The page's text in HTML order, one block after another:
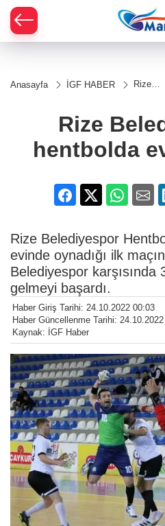
Anasayfa İGF HABER
Rize
evinde
Rize
hentbolda
Rize Belediyespor
evinde oynadığı ilk
Belediyespor karşısında
gelmeyi başardı.
Haber Giriş Tarihi: 24.10.2022 00:03
Haber Güncellenme Tarihi:
Kaynak: İGF Haber